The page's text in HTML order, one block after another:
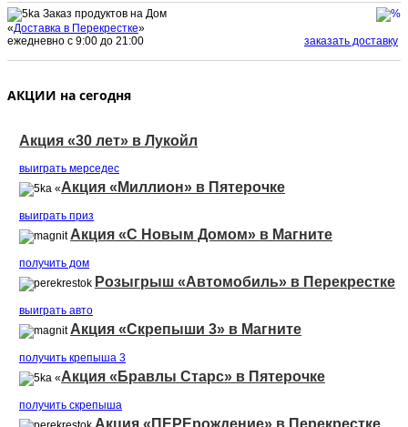
Заказ продуктов на Дом
«Доставка в Перекрестке»
ежедневно с 9:00 до 21:00
заказать доставку
АКЦИИ на сегодня
Акция «30 лет» в Лукойл
выиграть мерседеc
«Акция «Миллион» в Пятерочке
выиграть приз
Акция «С Новым Домом» в Магните
получить дом
Розыгрыш «Автомобиль» в Перекрестке
выиграть авто
Акция «Скрепыши 3» в Магните
получить крепыша 3
«Акция «Бравлы Старс» в Пятерочке
получить скрепыша